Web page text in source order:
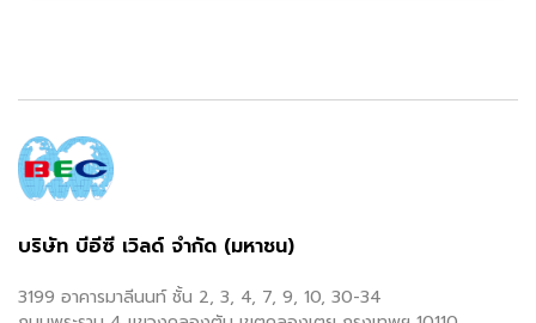
บริษัท บีอีซี เวิลด์ จำกัด (มหาชน)
3199 อาคารมาลีนนท์ ชั้น 2, 3, 4, 7, 9, 10, 30-34